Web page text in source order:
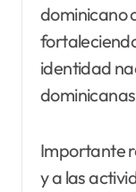
dominicano
identidad
Importante
y a las